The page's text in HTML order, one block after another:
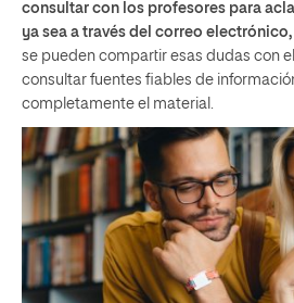
consultar con los profesores para
ya sea a través del correo
se pueden compartir esas dudas con
consultar fuentes fiables de
completamente el material.